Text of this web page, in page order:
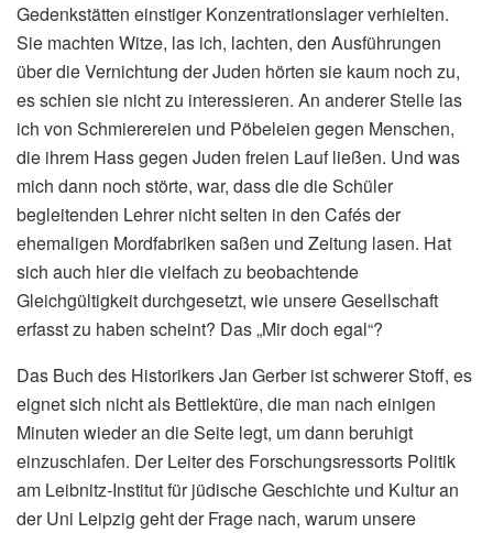
Gedenkstätten einstiger Konzentrationslager verhielten.
Sie machten Witze, las ich, lachten, den Ausführungen
über die Vernichtung der Juden hörten sie kaum noch zu,
es schien sie nicht zu interessieren. An anderer Stelle las
ich von Schmierereien und Pöbeleien gegen Menschen,
die ihrem Hass gegen Juden freien Lauf ließen. Und was
mich dann noch störte, war, dass die die Schüler
begleitenden Lehrer nicht selten in den Cafés der
ehemaligen Mordfabriken saßen und Zeitung lasen. Hat
sich auch hier die vielfach zu beobachtende
Gleichgültigkeit durchgesetzt, wie unsere Gesellschaft
erfasst zu haben scheint? Das „Mir doch egal“?
Das Buch des Historikers Jan Gerber ist schwerer Stoff, es
eignet sich nicht als Bettlektüre, die man nach einigen
Minuten wieder an die Seite legt, um dann beruhigt
einzuschlafen. Der Leiter des Forschungsressorts Politik
am Leibnitz-Institut für jüdische Geschichte und Kultur an
der Uni Leipzig geht der Frage nach, warum unsere